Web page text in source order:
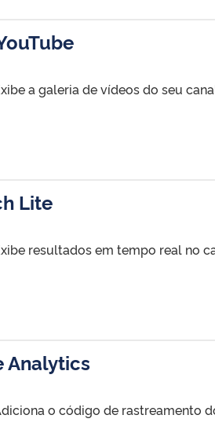
a galeria de vídeos do seu
Lite
resultados em tempo real no
Analytics
o código de rastreamento